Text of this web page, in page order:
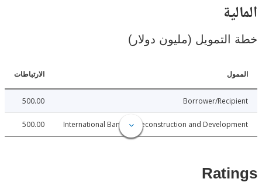
(مليون دولار)
الارتباطات
Borrower/
International Bank for Reconstruction and
500.00